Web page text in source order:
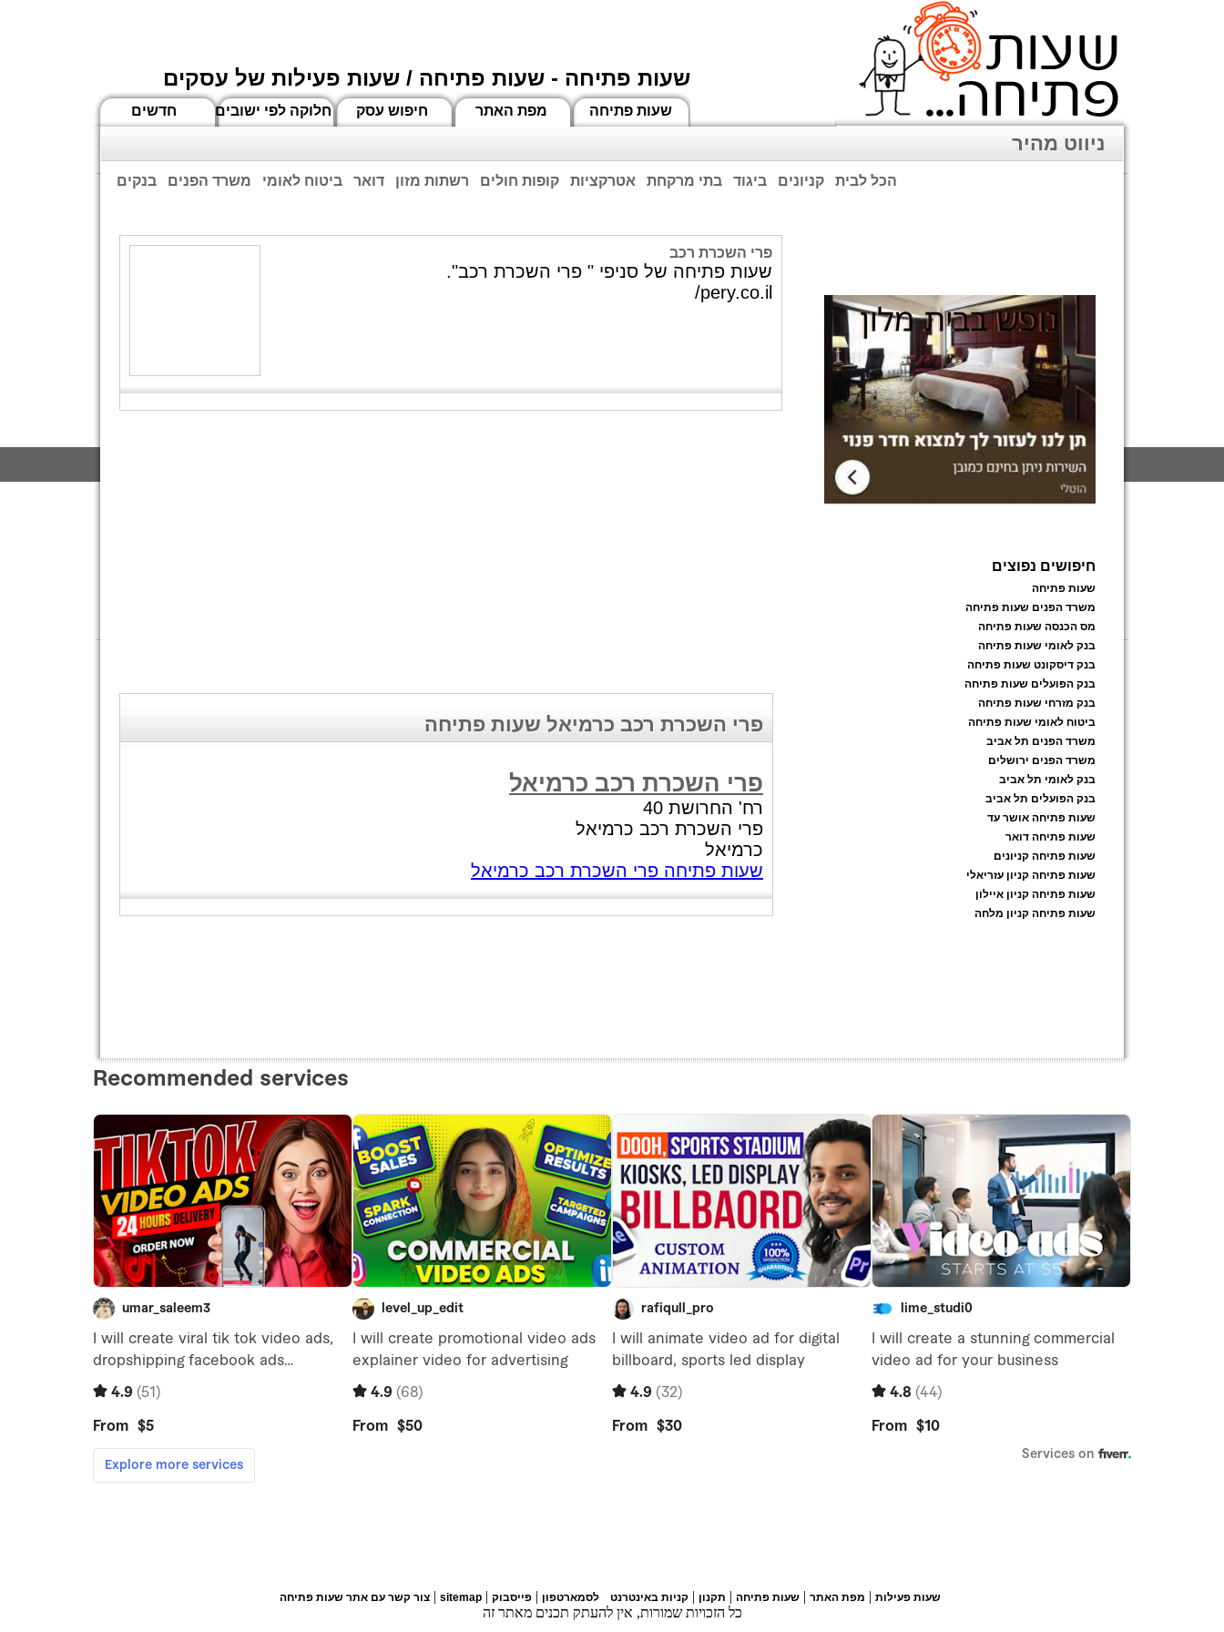
שעות פתיחה - שעות פתיחה / שעות פעילות של עסקים
חדשים חלוקה לפי ישובים חיפוש עסק מפת האתר שעות פתיחה
ניווט מהיר
בנקים משרד הפנים ביטוח לאומי דואר רשתות מזון קופות חולים אטרקציות בתי מרקחת ביגוד קניונים הכל לבית
פרי השכרת רכב
שעות פתיחה של סניפי " פרי השכרת רכב".
pery.co.il/
פרי השכרת רכב כרמיאל שעות פתיחה
פרי השכרת רכב כרמיאל
רח' החרושת 40
פרי השכרת רכב כרמיאל
כרמיאל
שעות פתיחה פרי השכרת רכב כרמיאל
חיפושים נפוצים
שעות פתיחה
משרד הפנים שעות פתיחה
מס הכנסה שעות פתיחה
בנק לאומי שעות פתיחה
בנק דיסקונט שעות פתיחה
בנק הפועלים שעות פתיחה
בנק מזרחי שעות פתיחה
ביטוח לאומי שעות פתיחה
משרד הפנים תל אביב
משרד הפנים ירושלים
בנק לאומי תל אביב
בנק הפועלים תל אביב
שעות פתיחה אושר עד
שעות פתיחה דואר
שעות פתיחה קניונים
שעות פתיחה קניון עזריאלי
שעות פתיחה קניון איילון
שעות פתיחה קניון מלחה
צור קשר עם אתר שעות פתיחה | sitemap | שעות פעילות | מפת האתר | שעות פתיחה | תקנון | קניות באינטרנט לסמארטפון | פייסבוק
כל הזכויות שמורות, אין להעתק תכנים מאתר זה